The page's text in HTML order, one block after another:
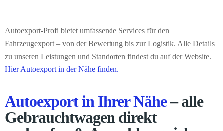
Autoexport-Profi bietet umfassende Services für den
Fahrzeugexport – von der Bewertung bis zur Logistik. Alle Details
zu unseren Leistungen und Standorten findest du auf der Website.
Hier Autoexport in der Nähe finden.
Autoexport in Ihrer Nähe– alle
Gebrauchtwagen direkt